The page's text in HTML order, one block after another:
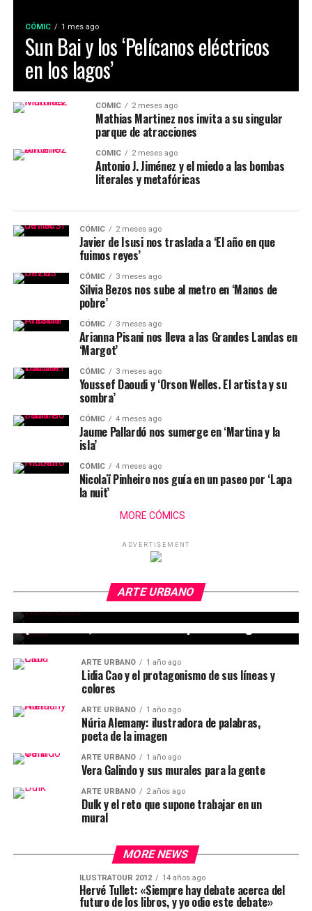
CÓMIC 1 mes ago
Sun Bai y los ‘Pelícanos eléctricos
en los lagos’
CÓMIC 2 meses ago
Mathias Martinez nos invita a su singular
parque de atracciones
CÓMIC 2 meses ago
Antonio J. Jiménez y el miedo a las bombas
literales y metafóricas
CÓMIC 2 meses ago
Javier de Isusi nos traslada a ‘El año en que
fuimos reyes’
CÓMIC 3 meses ago
Silvia Bezos nos sube al metro en ‘Manos de
pobre’
CÓMIC 3 meses ago
Arianna Pisani nos lleva a las Grandes Landas en
‘Margot’
CÓMIC 3 meses ago
Youssef Daoudi y ‘Orson Welles. El artista y su
sombra’
CÓMIC 4 meses ago
Jaume Pallardó nos sumerge en ‘Martina y la
isla’
CÓMIC 4 meses ago
Nicolaï Pinheiro nos guía en un paseo por ‘Lapa
la nuit’
MORE CÓMICS
ADVERTISEMENT
ARTE URBANO
Wedo Goás: «Intento que mis trabajos hagan
reflexionar al viandante»
7 meses ago
Millo: «Me encanta pintar y, una vez en la
plataforma, me siento como pez en el agua»
ARTE URBANO 1 año ago
Lidia Cao y el protagonismo de sus líneas y
colores
ARTE URBANO 1 año ago
Núria Alemany: ilustradora de palabras,
poeta de la imagen
ARTE URBANO 1 año ago
Vera Galindo y sus murales para la gente
ARTE URBANO 2 años ago
Dulk y el reto que supone trabajar en un
mural
MORE NEWS
ILUSTRATOUR 2012 14 años ago
Hervé Tullet: «Siempre hay debate acerca del
futuro de los libros, y yo odio este debate»